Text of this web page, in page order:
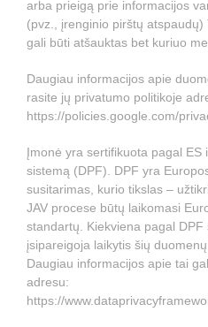
arba prieigą prie informacijos
(pvz., įrenginio pirštų
gali būti atšauktas bet kuriuo
Daugiau informacijos apie
rasite jų privatumo politikoje
https://policies.google.com/
Įmonė yra sertifikuota pagal ES
sistemą (DPF). DPF yra
susitarimas, kurio tikslas –
JAV procese būtų laikomasi
standartų. Kiekviena pagal DPF
įsipareigoja laikytis šių
Daugiau informacijos apie tai
adresu:
https://